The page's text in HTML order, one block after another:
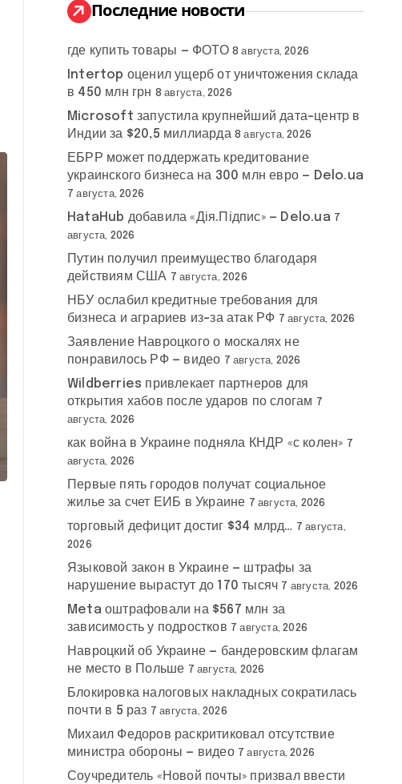
:
Последние новости
где купить товары — ФОТО 8 августа, 2026
Intertop оценил ущерб от уничтожения склада
в 450 млн грн 8 августа, 2026
Microsoft запустила крупнейший дата-центр в
Индии за $20,5 миллиарда 8 августа, 2026
ЕБРР может поддержать кредитование
украинского бизнеса на 300 млн евро — Delo.ua
7 августа, 2026
HataHub добавила «Дія.Підпис» — Delo.ua 7
августа, 2026
Путин получил преимущество благодаря
действиям США 7 августа, 2026
НБУ ослабил кредитные требования для
бизнеса и аграриев из-за атак РФ 7 августа, 2026
Заявление Навроцкого о москалях не
понравилось РФ — видео 7 августа, 2026
Wildberries привлекает партнеров для
открытия хабов после ударов по слогам 7
августа, 2026
как война в Украине подняла КНДР «с колен» 7
августа, 2026
Первые пять городов получат социальное
жилье за счет ЕИБ в Украине 7 августа, 2026
торговый дефицит достиг $34 млрд… 7 августа,
2026
Языковой закон в Украине — штрафы за
нарушение вырастут до 170 тысяч 7 августа, 2026
Meta оштрафовали на $567 млн за
зависимость у подростков 7 августа, 2026
Навроцкий об Украине — бандеровским флагам
не место в Польше 7 августа, 2026
Блокировка налоговых накладных сократилась
почти в 5 раз 7 августа, 2026
Михаил Федоров раскритиковал отсутствие
министра обороны — видео 7 августа, 2026
Соучредитель «Новой почты» призвал ввести